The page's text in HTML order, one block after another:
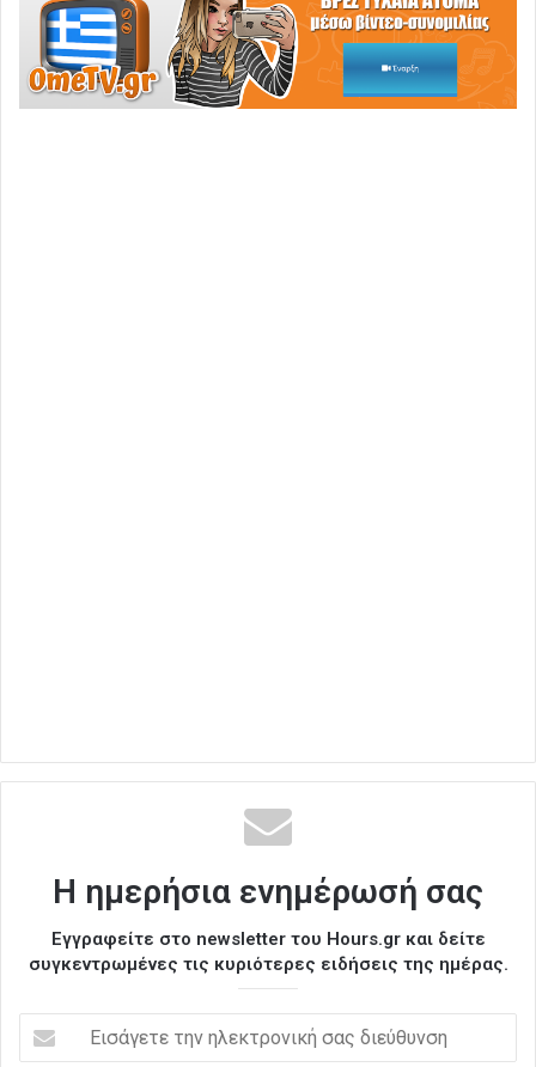
Η ημερήσια ενημέρωσή σας
Εγγραφείτε στο newsletter του Hours.gr και δείτε
συγκεντρωμένες τις κυριότερες ειδήσεις της ημέρας.